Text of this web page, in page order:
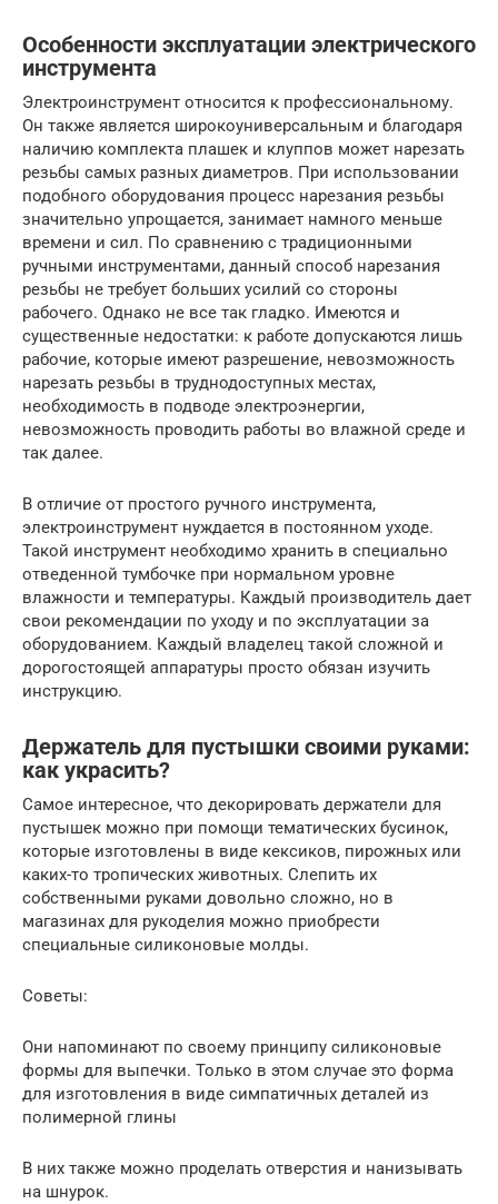
Особенности эксплуатации электрического
инструмента
Электроинструмент относится к профессиональному.
Он также является широкоуниверсальным и благодаря
наличию комплекта плашек и клуппов может нарезать
резьбы самых разных диаметров. При использовании
подобного оборудования процесс нарезания резьбы
значительно упрощается, занимает намного меньше
времени и сил. По сравнению с традиционными
ручными инструментами, данный способ нарезания
резьбы не требует больших усилий со стороны
рабочего. Однако не все так гладко. Имеются и
существенные недостатки: к работе допускаются лишь
рабочие, которые имеют разрешение, невозможность
нарезать резьбы в труднодоступных местах,
необходимость в подводе электроэнергии,
невозможность проводить работы во влажной среде и
так далее.
В отличие от простого ручного инструмента,
электроинструмент нуждается в постоянном уходе.
Такой инструмент необходимо хранить в специально
отведенной тумбочке при нормальном уровне
влажности и температуры. Каждый производитель дает
свои рекомендации по уходу и по эксплуатации за
оборудованием. Каждый владелец такой сложной и
дорогостоящей аппаратуры просто обязан изучить
инструкцию.
Держатель для пустышки своими руками:
как украсить?
Самое интересное, что декорировать держатели для
пустышек можно при помощи тематических бусинок,
которые изготовлены в виде кексиков, пирожных или
каких-то тропических животных. Слепить их
собственными руками довольно сложно, но в
магазинах для рукоделия можно приобрести
специальные силиконовые молды.
Советы:
Они напоминают по своему принципу силиконовые
формы для выпечки. Только в этом случае это форма
для изготовления в виде симпатичных деталей из
полимерной глины
В них также можно проделать отверстия и нанизывать
на шнурок.